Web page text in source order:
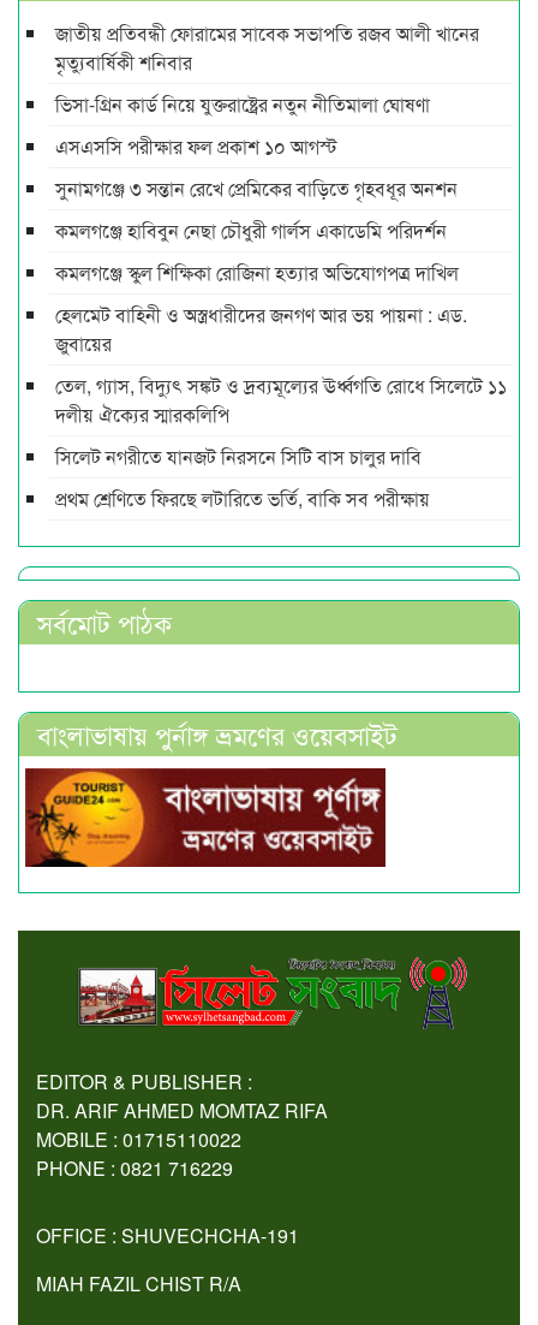
জাতীয় প্রতিবন্ধী ফোরামের সাবেক সভাপতি রজব আলী খানের
মৃত্যুবার্ষিকী শনিবার
ভিসা-গ্রিন কার্ড নিয়ে যুক্তরাষ্ট্রের নতুন নীতিমালা ঘোষণা
এসএসসি পরীক্ষার ফল প্রকাশ ১০ আগস্ট
সুনামগঞ্জে ৩ সন্তান রেখে প্রেমিকের বাড়িতে গৃহবধূর অনশন
কমলগঞ্জে হাবিবুন নেছা চৌধুরী গার্লস একাডেমি পরিদর্শন
কমলগঞ্জে স্কুল শিক্ষিকা রোজিনা হত্যার অভিযোগপত্র দাখিল
হেলমেট বাহিনী ও অস্ত্রধারীদের জনগণ আর ভয় পায়না : এড.
জুবায়ের
তেল, গ্যাস, বিদ্যুৎ সঙ্কট ও দ্রব্যমূল্যের ঊর্ধ্বগতি রোধে সিলেটে ১১
দলীয় ঐক্যের স্মারকলিপি
সিলেট নগরীতে যানজট নিরসনে সিটি বাস চালুর দাবি
প্রথম শ্রেণিতে ফিরছে লটারিতে ভর্তি, বাকি সব পরীক্ষায়
সর্বমোট পাঠক
বাংলাভাষায় পুর্নাঙ্গ ভ্রমণের ওয়েবসাইট
EDITOR & PUBLISHER :
DR. ARIF AHMED MOMTAZ RIFA
MOBILE : 01715110022
PHONE : 0821 716229
OFFICE : SHUVECHCHA-191
MIAH FAZIL CHIST R/A